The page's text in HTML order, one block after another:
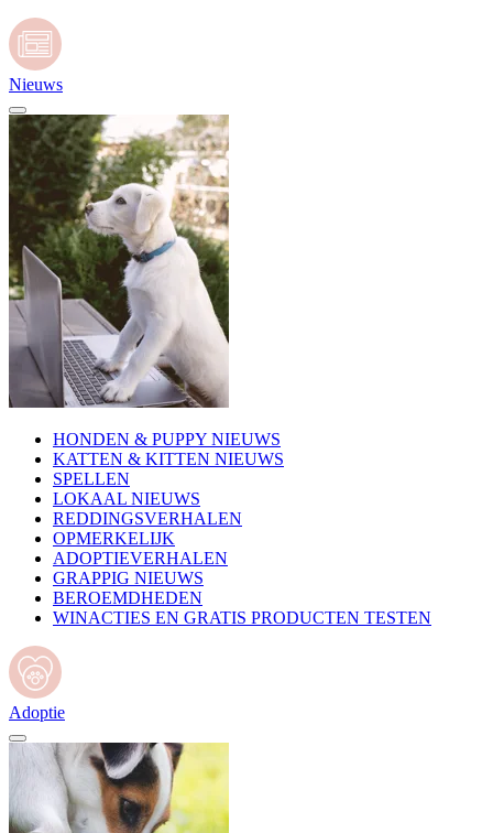
Nieuws
HONDEN & PUPPY NIEUWS
KATTEN & KITTEN NIEUWS
SPELLEN
LOKAAL NIEUWS
REDDINGSVERHALEN
OPMERKELIJK
ADOPTIEVERHALEN
GRAPPIG NIEUWS
BEROEMDHEDEN
WINACTIES EN GRATIS PRODUCTEN TESTEN
Adoptie